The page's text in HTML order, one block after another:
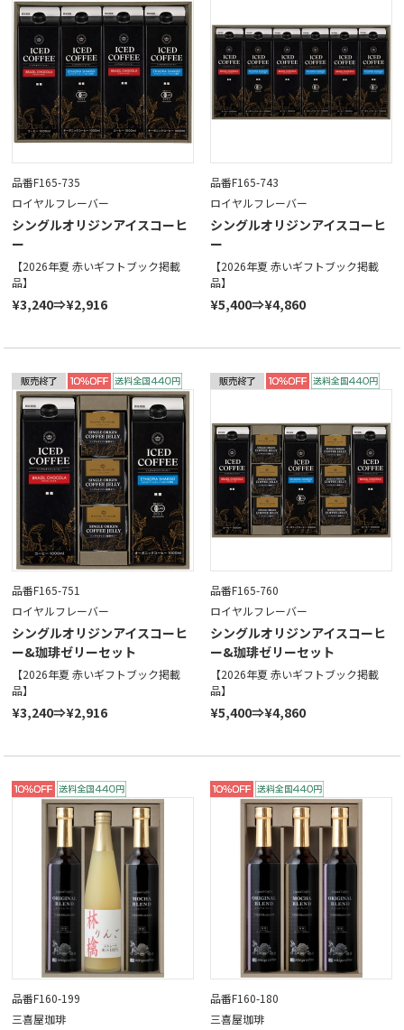
品番F165-735
ロイヤルフレーバー
シングルオリジンアイスコーヒ
ー
【2026年夏 赤いギフトブック掲載
品】
¥3,240⇒¥2,916
品番F165-743
ロイヤルフレーバー
シングルオリジンアイスコーヒ
ー
【2026年夏 赤いギフトブック掲載
品】
¥5,400⇒¥4,860
品番F165-751
ロイヤルフレーバー
シングルオリジンアイスコーヒ
ー&珈琲ゼリーセット
【2026年夏 赤いギフトブック掲載
品】
¥3,240⇒¥2,916
品番F165-760
ロイヤルフレーバー
シングルオリジンアイスコーヒ
ー&珈琲ゼリーセット
【2026年夏 赤いギフトブック掲載
品】
¥5,400⇒¥4,860
品番F160-199
三喜屋珈琲
品番F160-180
三喜屋珈琲